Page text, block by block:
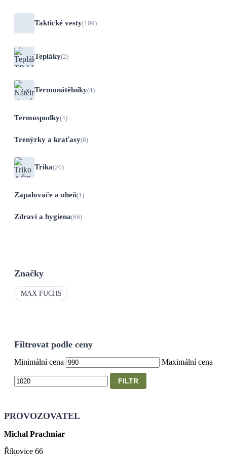
Taktické vesty(109)
Tepláky(2)
Termonátělníky(4)
Termospodky(4)
Trenýrky a kraťasy(6)
Trika(20)
Zapalovače a oheň(1)
Zdraví a hygiena(66)
Značky
MAX FUCHS
Filtrovat podle ceny
Minimální cena Maximální cena
FILTR
PROVOZOVATEL
Michal Prachniar
Říkovice 66